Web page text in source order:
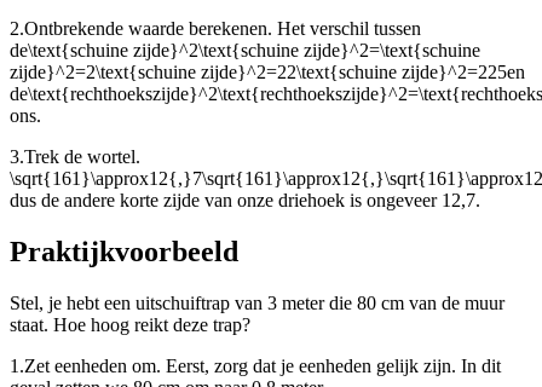
2.Ontbrekende waarde berekenen. Het verschil tussen
de\text{schuine zijde}^2\text{schuine zijde}^2=\text{schuine
zijde}^2=2\text{schuine zijde}^2=22\text{schuine zijde}^2=225en
de
ons.
3.Trek de wortel.
dus de andere korte zijde van onze driehoek is ongeveer 12,7.
Praktijkvoorbeeld
Stel, je hebt een uitschuiftrap van 3 meter die 80 cm van de muur
staat. Hoe hoog reikt deze trap?
1.Zet eenheden om. Eerst, zorg dat je eenheden gelijk zijn. In dit